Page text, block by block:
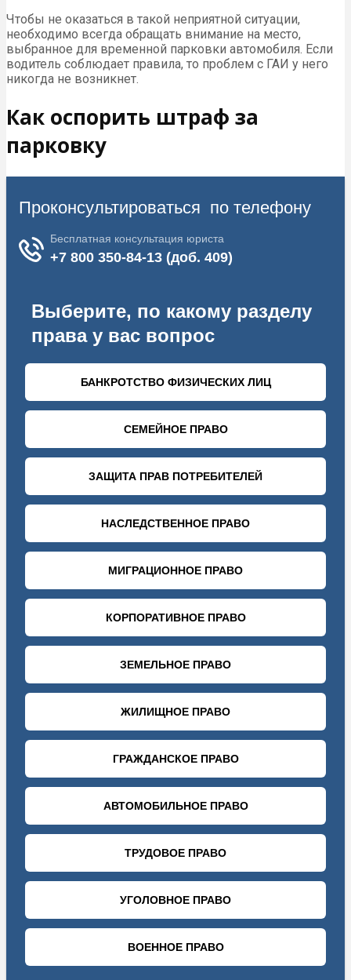
Чтобы не оказаться в такой неприятной ситуации,
необходимо всегда обращать внимание на место,
выбранное для временной парковки автомобиля. Если
водитель соблюдает правила, то проблем с ГАИ у него
никогда не возникнет.
Как оспорить штраф за
парковку